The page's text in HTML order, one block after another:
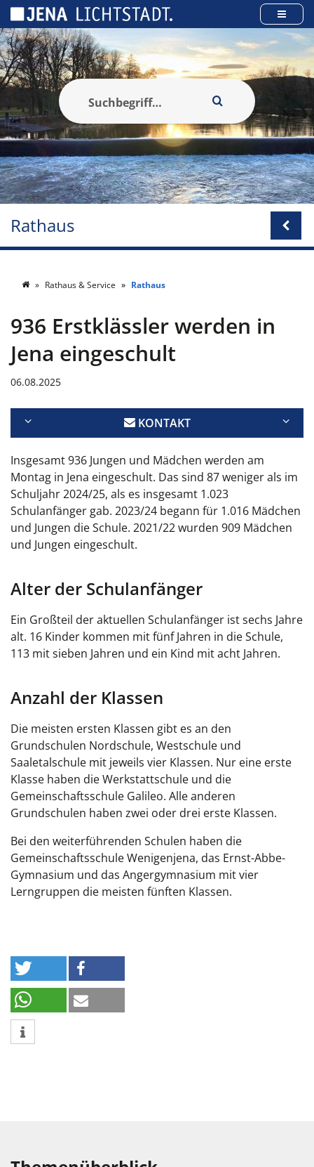
Rathaus
Rathaus & Service Rathaus
936 Erstklässler werden in
Jena eingeschult
06.08.2025
KONTAKT
Insgesamt 936 Jungen und Mädchen werden am
Montag in Jena eingeschult. Das sind 87 weniger als im
Schuljahr 2024/25, als es insgesamt 1.023
Schulanfänger gab. 2023/24 begann für 1.016 Mädchen
und Jungen die Schule. 2021/22 wurden 909 Mädchen
und Jungen eingeschult.
Alter der Schulanfänger
Ein Großteil der aktuellen Schulanfänger ist sechs Jahre
alt. 16 Kinder kommen mit fünf Jahren in die Schule,
113 mit sieben Jahren und ein Kind mit acht Jahren.
Anzahl der Klassen
Die meisten ersten Klassen gibt es an den
Grundschulen Nordschule, Westschule und
Saaletalschule mit jeweils vier Klassen. Nur eine erste
Klasse haben die Werkstattschule und die
Gemeinschaftsschule Galileo. Alle anderen
Grundschulen haben zwei oder drei erste Klassen.
Bei den weiterführenden Schulen haben die
Gemeinschaftsschule Wenigenjena, das Ernst-Abbe-
Gymnasium und das Angergymnasium mit vier
Lerngruppen die meisten fünften Klassen.
Cookie-Einstellungen